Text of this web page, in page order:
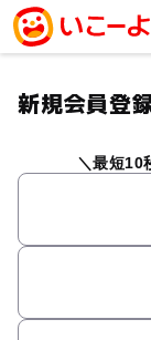
新規会員登
最短10